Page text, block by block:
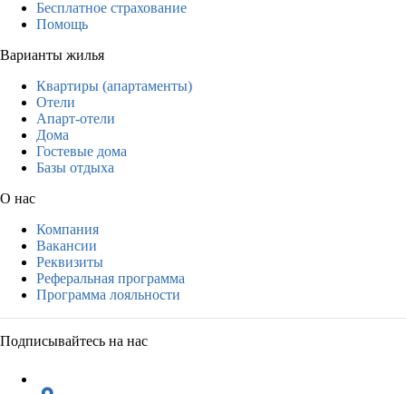
Бесплатное страхование
Помощь
Варианты жилья
Квартиры (апартаменты)
Отели
Апарт-отели
Дома
Гостевые дома
Базы отдыха
О нас
Компания
Вакансии
Реквизиты
Реферальная программа
Программа лояльности
Подписывайтесь на нас